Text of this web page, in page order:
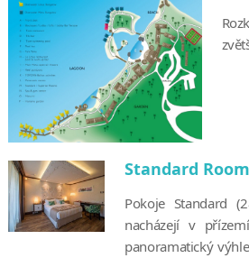
Standard Room
Pokoje Standard
nacházejí v
panoramatický